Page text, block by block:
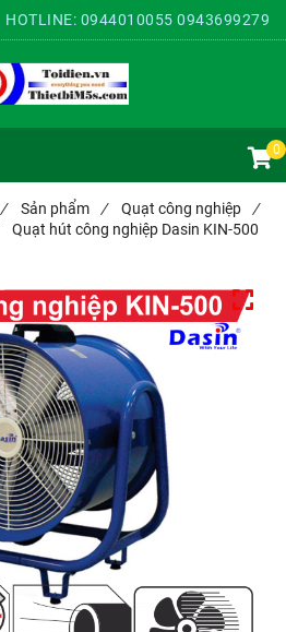
HOTLINE: 0944010055 0943699279
0
/ Sản phẩm / Quạt công nghiệp
/
Quạt hút công nghiệp Dasin KIN-500